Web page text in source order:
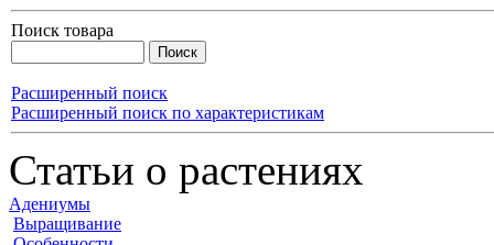
Поиск товара
Расширенный поиск
Расширенный поиск по характеристикам
Статьи о растениях
Адениумы
Выращивание